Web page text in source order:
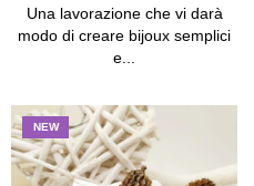
Una lavorazione che vi darà
modo di creare bijoux semplici
e...
NEW